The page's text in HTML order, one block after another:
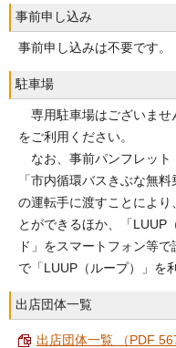
事前申し込み
事前申し込みは不要です。
駐車場
専用駐車場はございませ
をご利用ください。
なお、事前パンフレット
「市内循環バスきぶな無
の運転手に渡すことにより
とができるほか、「LUUP
ド」をスマートフォン等
で「LUUP（ループ）」を
出店団体一覧
出店団体一覧 （PDF